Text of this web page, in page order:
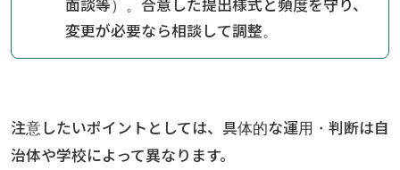
変更が必要なら相談して調整。
注意したいポイントとしては、具体的な運用・判断は自
治体や学校によって異なります。